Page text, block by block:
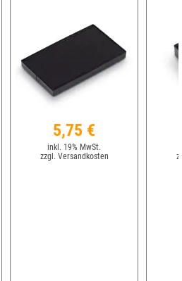
5,75 €
inkl. 19% MwSt.
zzgl. Versandkosten